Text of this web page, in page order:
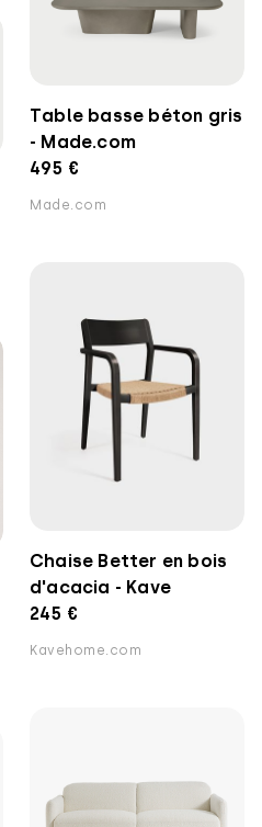
Table basse béton gris
- Made.com
495 €
Made.com
Chaise Better en bois
d'acacia - Kave
245 €
Kavehome.com